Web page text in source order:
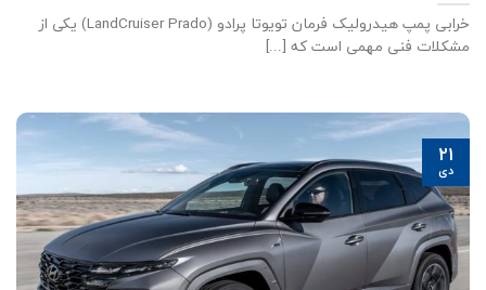
خرابی پمپ هیدرولیک فرمان تویوتا پرادو (LandCruiser Prado) یکی از
مشکلات فنی مهمی است که [...]
21
دی